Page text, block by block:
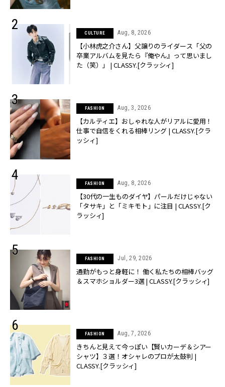
CULTURE Aug, 8, 2026
【小林虎之介さん】父譲りのライダース「父の
卒業アルバムを見たら『俺やん』って思いまし
た（笑）」 | CLASSY.[クラッシィ]
FASHION Aug, 3, 2026
【カルティエ】おしゃれな人がリアルに愛用！
仕事で自信をくれる相棒リング | CLASSY.[クラ
ッシィ]
FASHION Aug, 8, 2026
【30代の一生ものダイヤ】パールだけじゃない
「タサキ」と「ミキモト」に注目 | CLASSY.[ク
ラッシィ]
FASHION Jul, 29, 2026
通勤がもっと身軽に！ 働く私たちの相棒バッグ
＆スマホショルダー3選 | CLASSY.[クラッシィ]
FASHION Aug, 7, 2026
きちんと見えて今っぽい【賢いカーデ＆シアー
シャツ】３選！オシャレのプロが太鼓判 |
CLASSY.[クラッシィ]